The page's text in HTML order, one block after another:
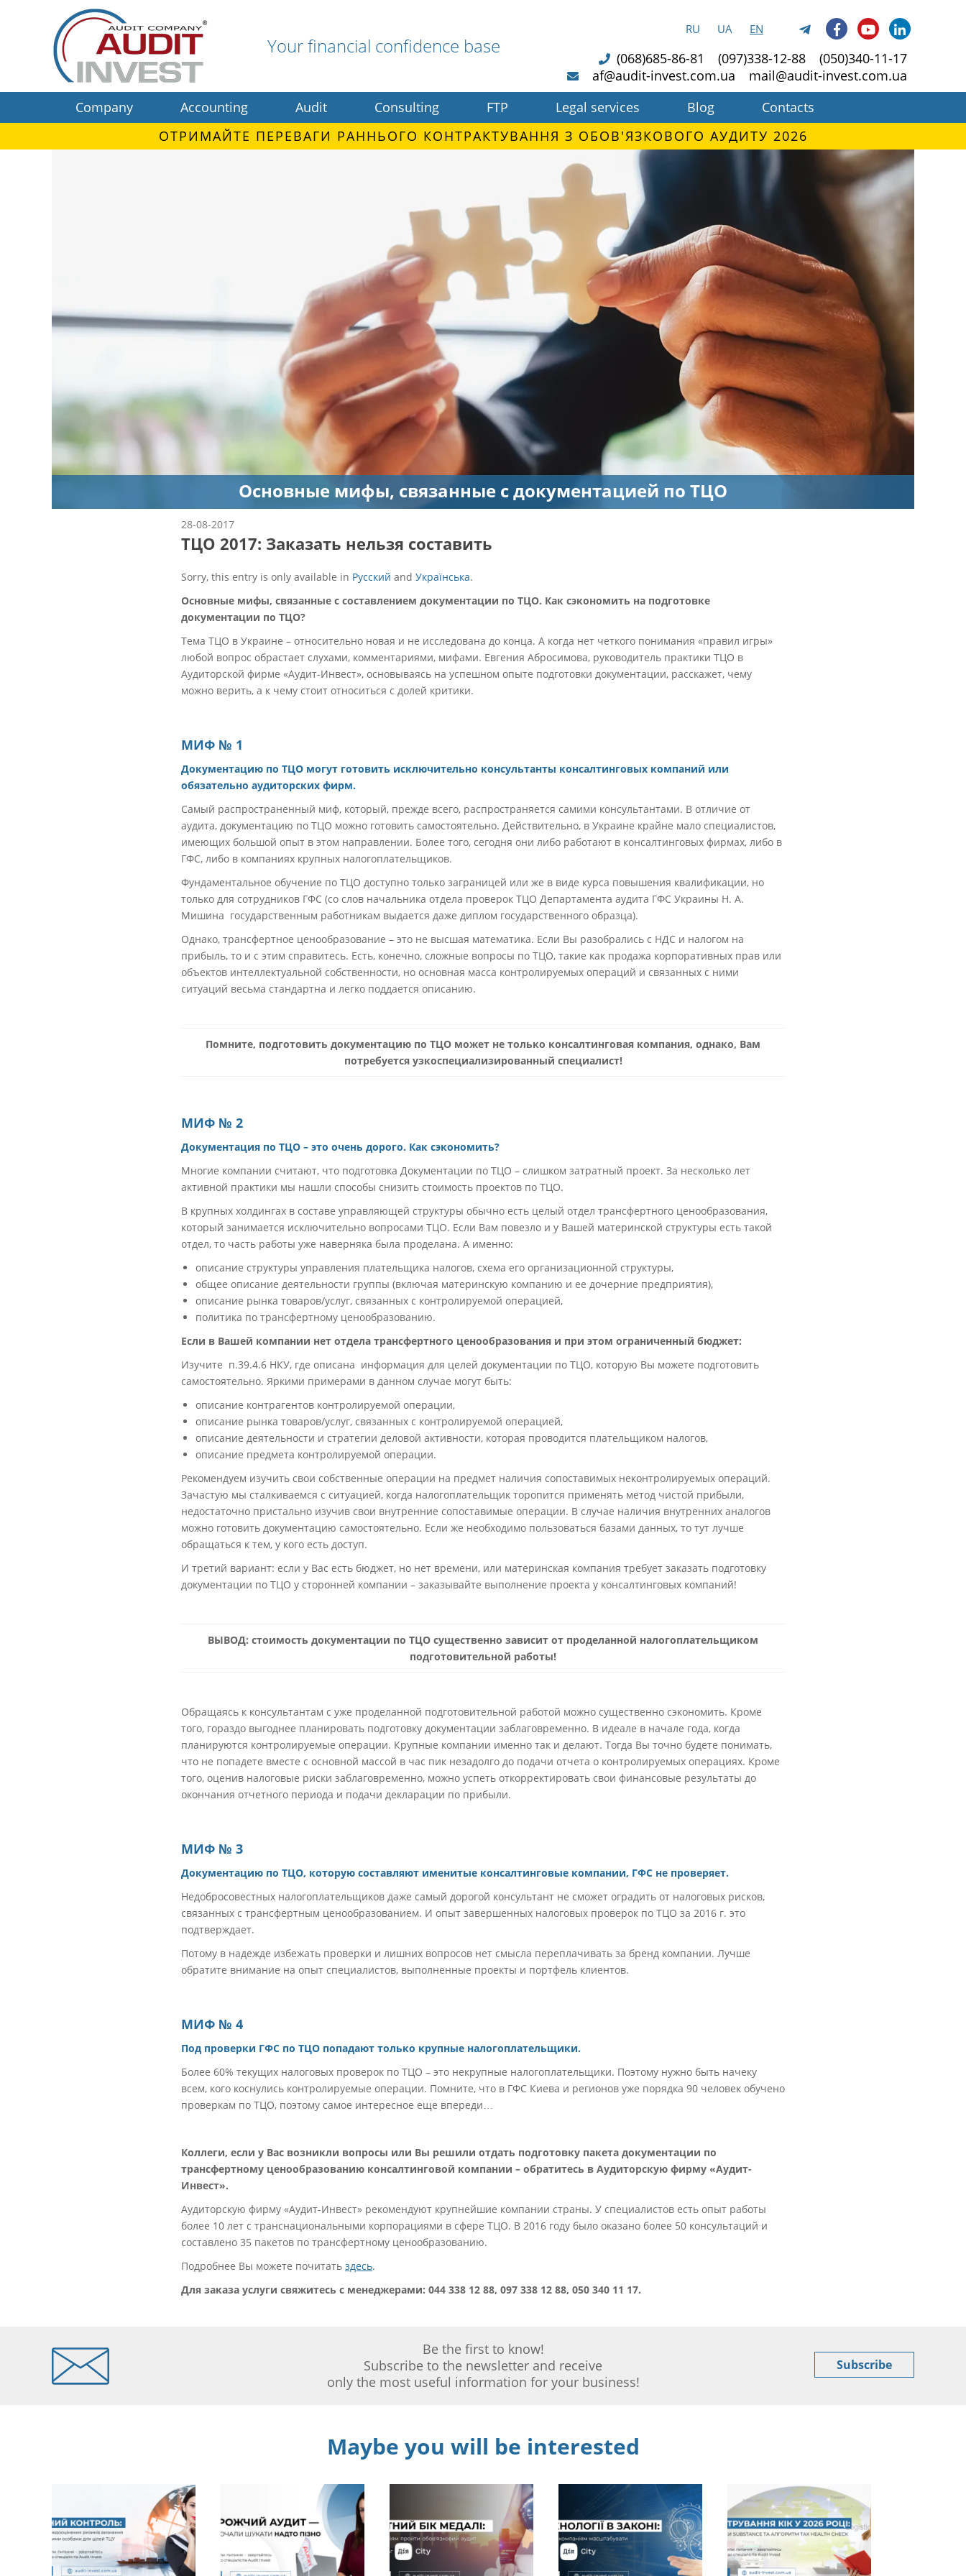
Your financial confidence base
RU UA EN
(068)685-86-81 (097)338-12-88
(050)340-11-17
af@audit-invest.com.ua
mail@audit-invest.com.ua
Company
Accounting Audit Consulting FTP Legal services Blog
Contacts
ОТРИМАЙТЕ ПЕРЕВАГИ РАННЬОГО КОНТРАКТУВАННЯ З ОБОВ'ЯЗКОВОГО АУДИТУ 2026
Основные мифы, связанные с документацией по ТЦО
28-08-2017
ТЦО 2017: Заказать нельзя составить
Sorry, this entry is only available in Русский and Українська.
Основные мифы, связанные с составлением документации по ТЦО. Как сэкономить на подготовке
документации по ТЦО?
Тема ТЦО в Украине – относительно новая и не исследована до конца. А когда нет четкого понимания «правил игры»
любой вопрос обрастает слухами, комментариями, мифами. Евгения Абросимова, руководитель практики ТЦО в
Аудиторской фирме «Аудит-Инвест», основываясь на успешном опыте подготовки документации, расскажет, чему
можно верить, а к чему стоит относиться с долей критики.
МИФ № 1
Документацию по ТЦО могут готовить исключительно консультанты консалтинговых компаний или
обязательно аудиторских фирм.
Самый распространенный миф, который, прежде всего, распространяется самими консультантами. В отличие от
аудита, документацию по ТЦО можно готовить самостоятельно. Действительно, в Украине крайне мало специалистов,
имеющих большой опыт в этом направлении. Более того, сегодня они либо работают в консалтинговых фирмах, либо в
ГФС, либо в компаниях крупных налогоплательщиков.
Фундаментальное обучение по ТЦО доступно только заграницей или же в виде курса повышения квалификации, но
только для сотрудников ГФС (со слов начальника отдела проверок ТЦО Департамента аудита ГФС Украины Н. А.
Мишина государственным работникам выдается даже диплом государственного образца).
Однако, трансфертное ценообразование – это не высшая математика. Если Вы разобрались с НДС и налогом на
прибыль, то и с этим справитесь. Есть, конечно, сложные вопросы по ТЦО, такие как продажа корпоративных прав или
объектов интеллектуальной собственности, но основная масса контролируемых операций и связанных с ними
ситуаций весьма стандартна и легко поддается описанию.
Помните, подготовить документацию по ТЦО может не только консалтинговая компания, однако, Вам
потребуется узкоспециализированный специалист!
МИФ № 2
Документация по ТЦО – это очень дорого. Как сэкономить?
Многие компании считают, что подготовка Документации по ТЦО – слишком затратный проект. За несколько лет
активной практики мы нашли способы снизить стоимость проектов по ТЦО.
В крупных холдингах в составе управляющей структуры обычно есть целый отдел трансфертного ценообразования,
который занимается исключительно вопросами ТЦО. Если Вам повезло и у Вашей материнской структуры есть такой
отдел, то часть работы уже наверняка была проделана. А именно:
описание структуры управления плательщика налогов, схема его организационной структуры,
общее описание деятельности группы (включая материнскую компанию и ее дочерние предприятия),
описание рынка товаров/услуг, связанных с контролируемой операцией,
политика по трансфертному ценообразованию.
Если в Вашей компании нет отдела трансфертного ценообразования и при этом ограниченный бюджет:
Изучите п.39.4.6 НКУ, где описана информация для целей документации по ТЦО, которую Вы можете подготовить
самостоятельно. Яркими примерами в данном случае могут быть:
описание контрагентов контролируемой операции,
описание рынка товаров/услуг, связанных с контролируемой операцией,
описание деятельности и стратегии деловой активности, которая проводится плательщиком налогов,
описание предмета контролируемой операции.
Рекомендуем изучить свои собственные операции на предмет наличия сопоставимых неконтролируемых операций.
Зачастую мы сталкиваемся с ситуацией, когда налогоплательщик торопится применять метод чистой прибыли,
недостаточно пристально изучив свои внутренние сопоставимые операции. В случае наличия внутренних аналогов
можно готовить документацию самостоятельно. Если же необходимо пользоваться базами данных, то тут лучше
обращаться к тем, у кого есть доступ.
И третий вариант: если у Вас есть бюджет, но нет времени, или материнская компания требует заказать подготовку
документации по ТЦО у сторонней компании – заказывайте выполнение проекта у консалтинговых компаний!
ВЫВОД: стоимость документации по ТЦО существенно зависит от проделанной налогоплательщиком
подготовительной работы!
Обращаясь к консультантам с уже проделанной подготовительной работой можно существенно сэкономить. Кроме
того, гораздо выгоднее планировать подготовку документации заблаговременно. В идеале в начале года, когда
планируются контролируемые операции. Крупные компании именно так и делают. Тогда Вы точно будете понимать,
что не попадете вместе с основной массой в час пик незадолго до подачи отчета о контролируемых операциях. Кроме
того, оценив налоговые риски заблаговременно, можно успеть откорректировать свои финансовые результаты до
окончания отчетного периода и подачи декларации по прибыли.
МИФ № 3
Документацию по ТЦО, которую составляют именитые консалтинговые компании, ГФС не проверяет.
Недобросовестных налогоплательщиков даже самый дорогой консультант не сможет оградить от налоговых рисков,
связанных с трансфертным ценообразованием. И опыт завершенных налоговых проверок по ТЦО за 2016 г. это
подтверждает.
Потому в надежде избежать проверки и лишних вопросов нет смысла переплачивать за бренд компании. Лучше
обратите внимание на опыт специалистов, выполненные проекты и портфель клиентов.
МИФ № 4
Под проверки ГФС по ТЦО попадают только крупные налогоплательщики.
Более 60% текущих налоговых проверок по ТЦО – это некрупные налогоплательщики. Поэтому нужно быть начеку
всем, кого коснулись контролируемые операции. Помните, что в ГФС Киева и регионов уже порядка 90 человек обучено
проверкам по ТЦО, поэтому самое интересное еще впереди…
Коллеги, если у Вас возникли вопросы или Вы решили отдать подготовку пакета документации по
трансфертному ценообразованию консалтинговой компании – обратитесь в Аудиторскую фирму «Аудит-
Инвест».
Аудиторскую фирму «Аудит-Инвест» рекомендуют крупнейшие компании страны. У специалистов есть опыт работы
более 10 лет с транснациональными корпорациями в сфере ТЦО. В 2016 году было оказано более 50 консультаций и
составлено 35 пакетов по трансфертному ценообразованию.
Подробнее Вы можете почитать здесь.
Для заказа услуги свяжитесь с менеджерами: 044 338 12 88, 097 338 12 88, 050 340 11 17.
Be the first to know!
Subscribe to the newsletter and receive
only the most useful information for your business!
Subscribe
Maybe you will be interested